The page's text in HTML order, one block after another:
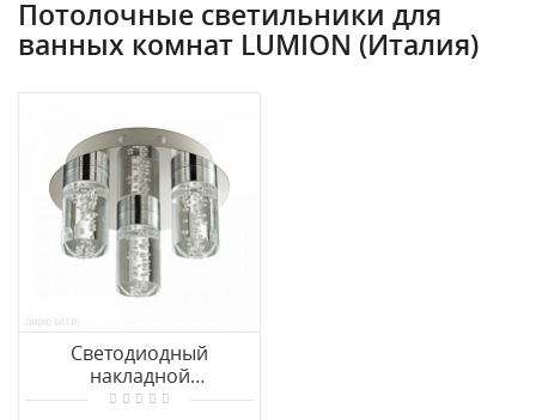
Потолочные светильники для
ванных комнат LUMION (Италия)
Светодиодный
накладной
влагозащищенный